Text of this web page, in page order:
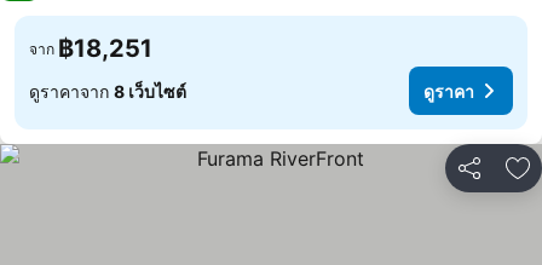
จาก ฿18,251
ดูราคาจาก 8 เว็บไซต์ ดูราคา
แชร์ เ